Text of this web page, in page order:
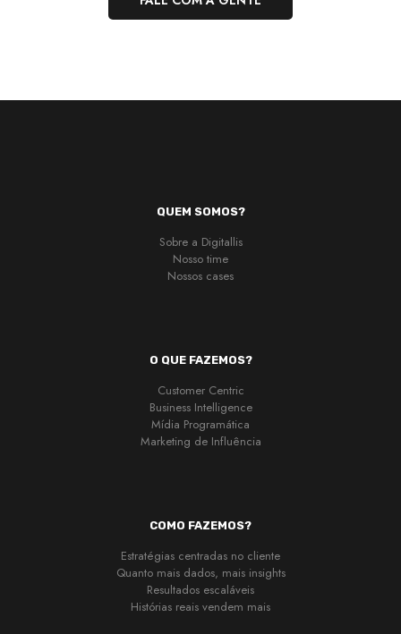
QUEM SOMOS?
Sobre a Digitallis
Nosso time
Nossos cases
O QUE FAZEMOS?
Customer Centric
Business Intelligence
Mídia Programática
Marketing de Influência
COMO FAZEMOS?
Estratégias centradas no cliente
Quanto mais dados, mais insights
Resultados escaláveis
Histórias reais vendem mais